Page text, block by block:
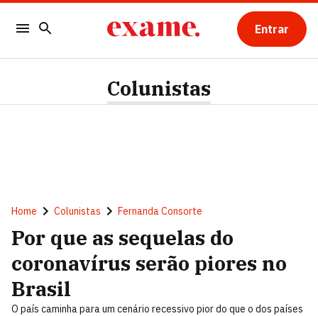
Entrar
Colunistas
Home Colunistas Fernanda Consorte
Por que as sequelas do
coronavírus serão piores no
Brasil
O país caminha para um cenário recessivo pior do que o dos países